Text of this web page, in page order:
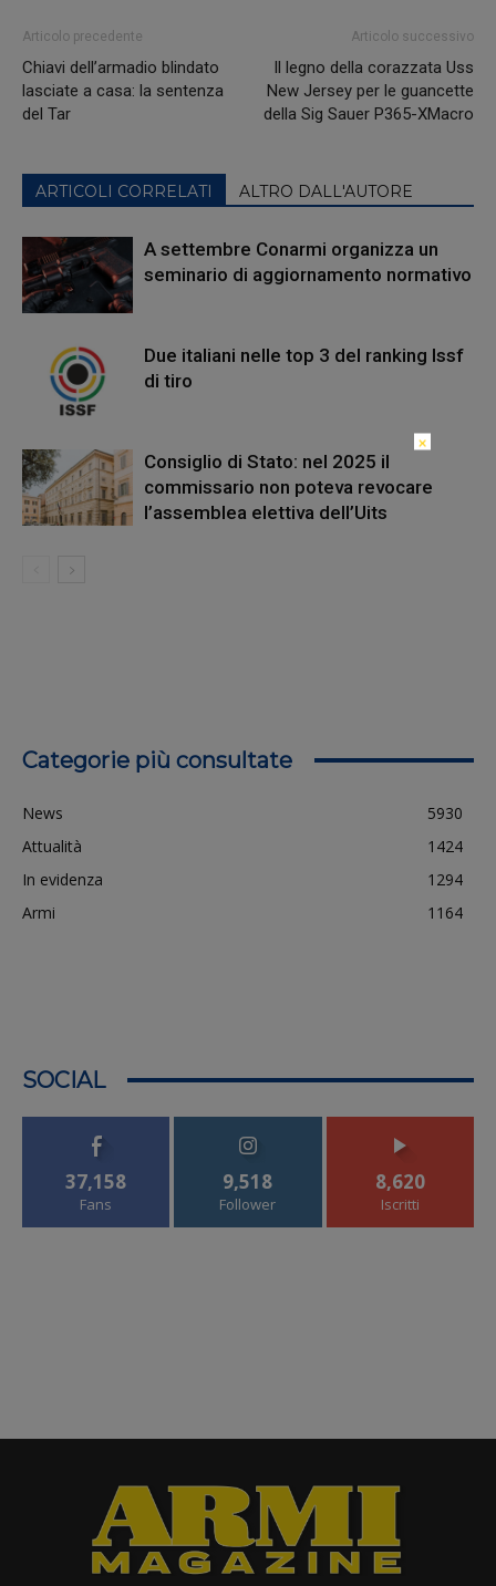
Articolo precedente
Chiavi dell’armadio blindato
lasciate a casa: la sentenza
del Tar
Articolo successivo
Il legno della corazzata Uss
New Jersey per le guancette
della Sig Sauer P365-XMacro
ARTICOLI CORRELATI ALTRO DALL'AUTORE
A settembre Conarmi organizza un
seminario di aggiornamento normativo
Due italiani nelle top 3 del ranking Issf
di tiro
Consiglio di Stato: nel 2025 il
commissario non poteva revocare
l’assemblea elettiva dell’Uits
Categorie più consultate
News
5930
Attualità
1424
In evidenza
1294
Armi
1164
SOCIAL
37,158
Fans
9,518
Follower
8,620
Iscritti
×